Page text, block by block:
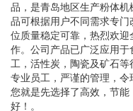
品，是青岛地区生产粉体
品可根据用户不同需求专
位质量稳定可靠，热烈欢
作。公司产品已广泛应用
工，活性炭，陶瓷及矿石
专业员工，严谨的管理，令
您就是先选择了高效，节
好！。